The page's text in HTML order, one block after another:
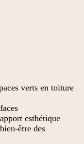
verts en toiture
esthétique
être des